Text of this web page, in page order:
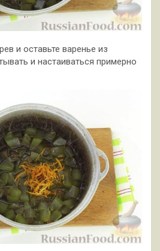
и оставьте варенье из
и настаиваться примерно